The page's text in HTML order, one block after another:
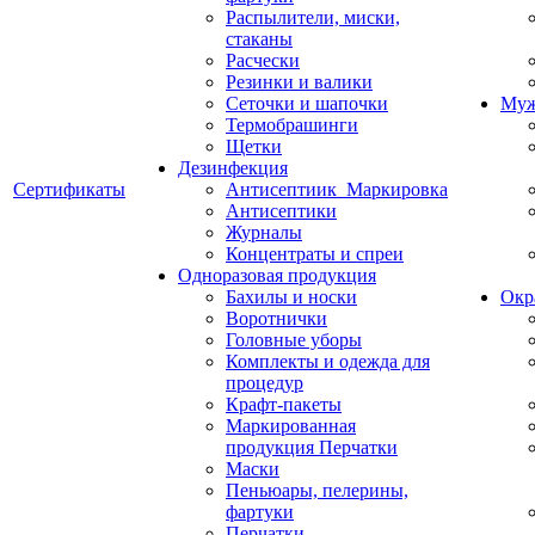
Сертификаты
Распылители, миски,
стаканы
Расчески
Резинки и валики
Сеточки и шапочки
Термобрашинги
Щетки
Дезинфекция
Антисептиик_Маркировка
Антисептики
Журналы
Концентраты и спреи
Одноразовая продукция
Бахилы и носки
Воротнички
Головные уборы
Комплекты и одежда для
процедур
Крафт-пакеты
Маркированная
продукция Перчатки
Маски
Пеньюары, пелерины,
фартуки